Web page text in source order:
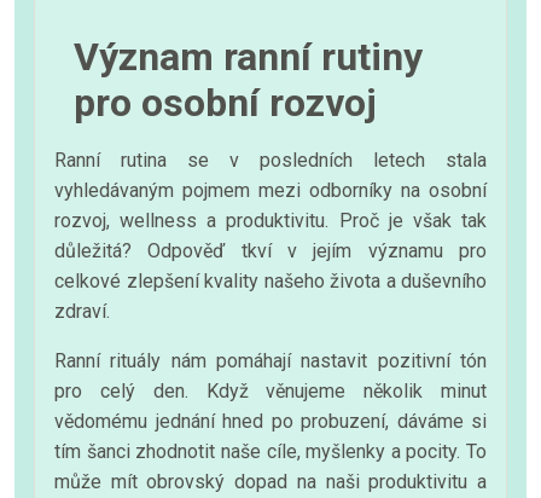
Význam ranní rutiny
pro osobní rozvoj
Ranní rutina se v posledních letech stala
vyhledávaným pojmem mezi odborníky na osobní
rozvoj, wellness a produktivitu. Proč je však tak
důležitá? Odpověď tkví v jejím významu pro
celkové zlepšení kvality našeho života a duševního
zdraví.
Ranní rituály nám pomáhají nastavit pozitivní tón
pro celý den. Když věnujeme několik minut
vědomému jednání hned po probuzení, dáváme si
tím šanci zhodnotit naše cíle, myšlenky a pocity. To
může mít obrovský dopad na naši produktivitu a